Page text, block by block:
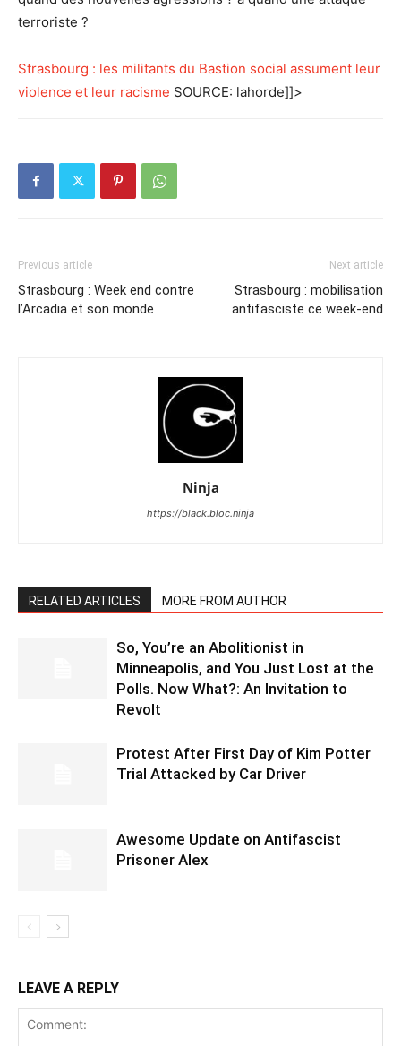
terroriste ?
Strasbourg : les militants du Bastion social assument leur
violence et leur racisme SOURCE: lahorde]]>
Previous article
Strasbourg : Week end contre
l’Arcadia et son monde
Next article
Strasbourg : mobilisation
antifasciste ce week-end
Ninja
https://black.bloc.ninja
RELATED ARTICLES MORE FROM AUTHOR
So, You’re an Abolitionist in
Minneapolis, and You Just Lost at the
Polls. Now What?: An Invitation to
Revolt
Protest After First Day of Kim Potter
Trial Attacked by Car Driver
Awesome Update on Antifascist
Prisoner Alex
LEAVE A REPLY